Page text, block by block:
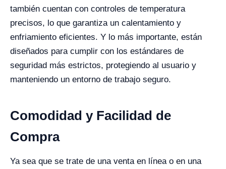
también cuentan con controles de temperatura
precisos, lo que garantiza un calentamiento y
enfriamiento eficientes. Y lo más importante, están
diseñados para cumplir con los estándares de
seguridad más estrictos, protegiendo al usuario y
manteniendo un entorno de trabajo seguro.
Comodidad y Facilidad de
Compra
Ya sea que se trate de una venta en línea o en una